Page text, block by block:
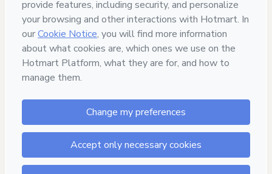
Safe purchase
Secure and authenticated environment
Approved content
100% reviewed and approved